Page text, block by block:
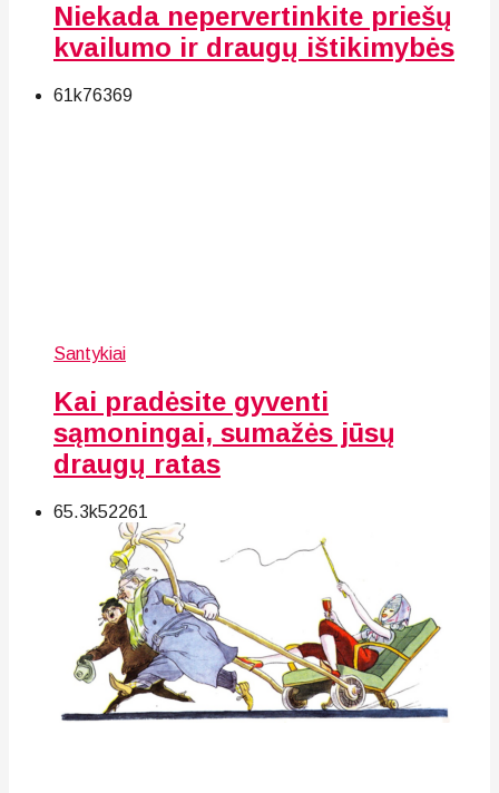
Niekada nepervertinkite priešų
kvailumo ir draugų ištikimybės
61k76369
Santykiai
Kai pradėsite gyventi
sąmoningai, sumažės jūsų
draugų ratas
65.3k52261